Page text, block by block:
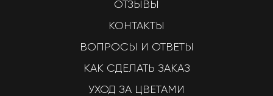
ОТЗЫВЫ
КОНТАКТЫ
ВОПРОСЫ И ОТВЕТЫ
КАК СДЕЛАТЬ ЗАКАЗ
УХОД ЗА ЦВЕТАМИ